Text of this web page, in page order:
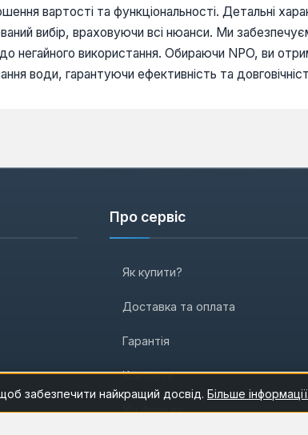
вартості та функціональності. Детальні
вибір, враховуючи всі нюанси. Ми
негайного використання. Обираючи NPO, ви
води, гарантуючи ефективність та
Про сервіс
Як купити?
Доставка та оплата
Гарантія
Контакти
Усі бренди
забезпечити найкращий досвід. Більше